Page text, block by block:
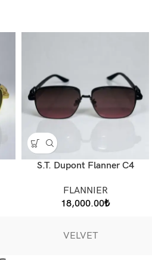
S.T. Dupont Flanner C4
FLANNIER
18,000.00₺
VELVET